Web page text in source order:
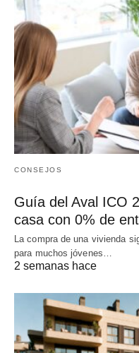
CONSEJOS
Guía del Aval ICO
casa con 0% de
La compra de una vivienda
para muchos jóvenes…
2 semanas hace